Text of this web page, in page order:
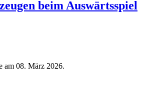
beim Auswärtsspiel
am 08. März 2026.